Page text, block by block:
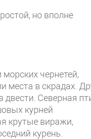
но вполне
чернетей,
места в скрадах.
Северная
курней
крутые виражи,
курень.